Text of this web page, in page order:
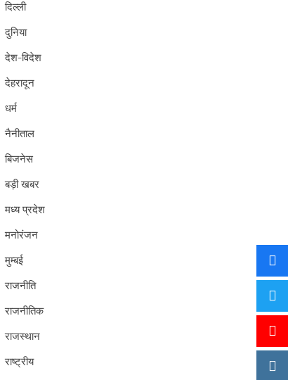
दिल्ली
दुनिया
देश-विदेश
देहरादून
धर्म
नैनीताल
बिजनेस
बड़ी खबर
मध्य प्रदेश
मनोरंजन
मुम्बई
राजनीति
राजनीतिक
राजस्थान
राष्ट्रीय